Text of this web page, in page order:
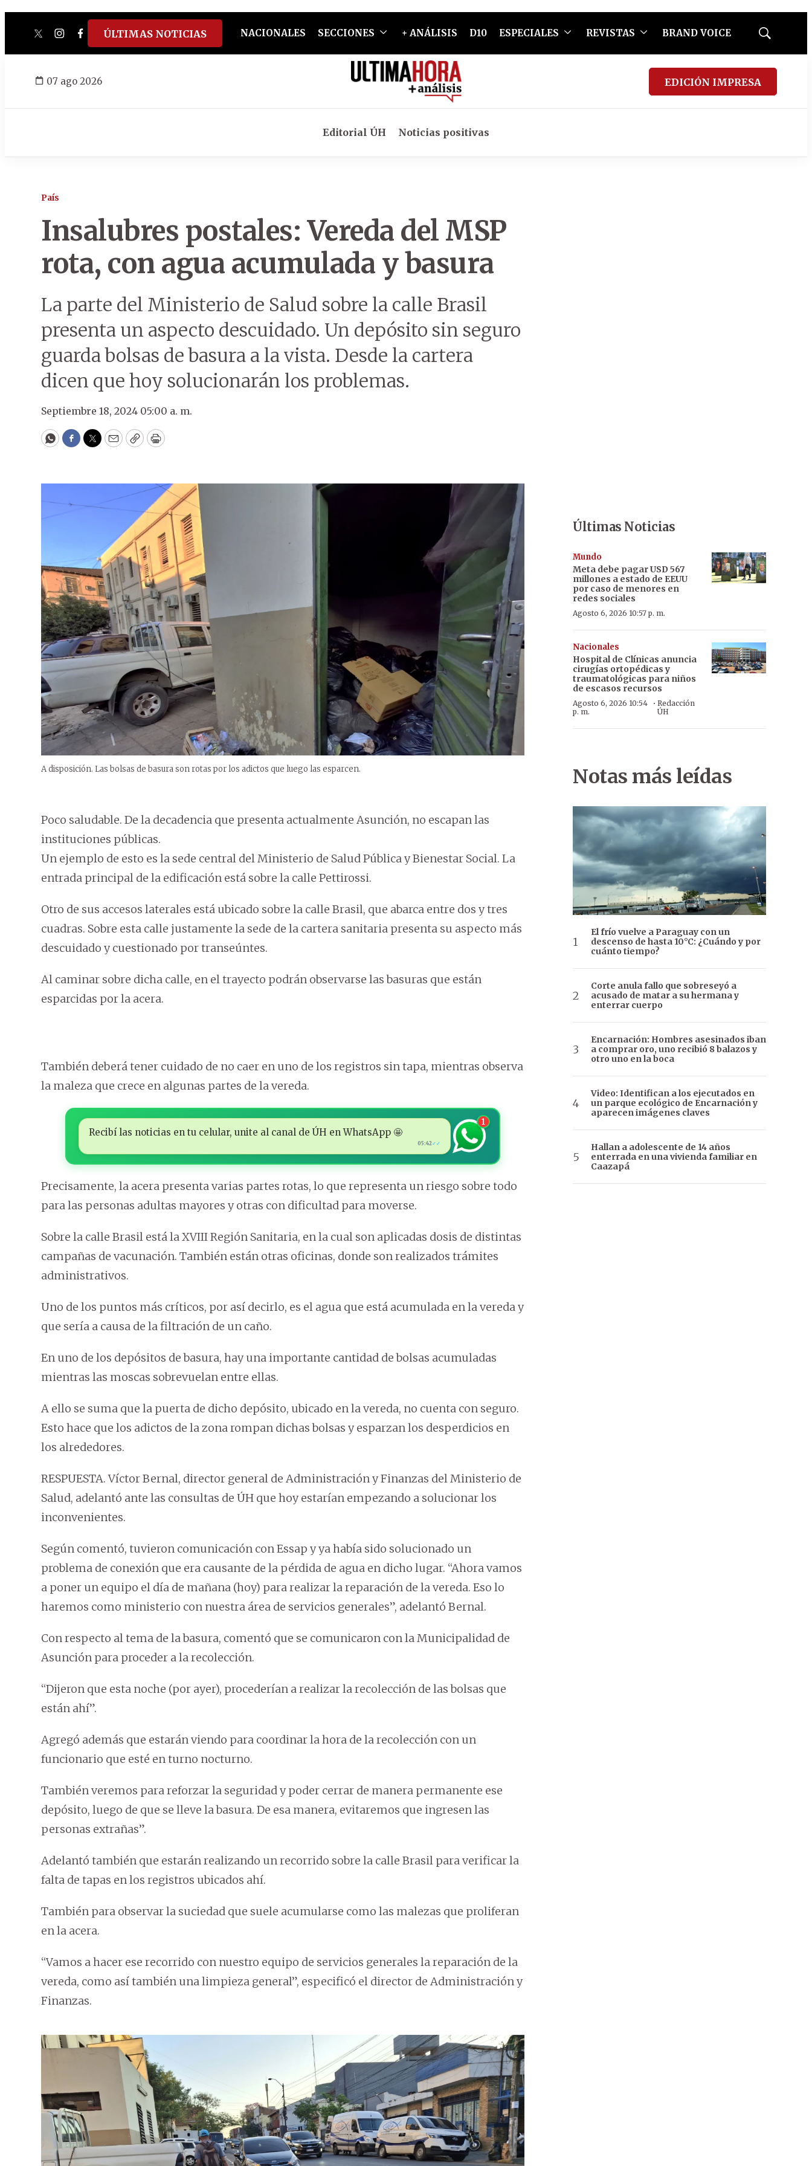
twitterinstagram
facebook
tiktokyoutube
spotify
ÚLTIMAS NOTICIAS NACIONALES SECCIONES + ANÁLISIS D10 ESPECIALES REVISTAS BRAND VOICE
Mostrar
07 ago 2026 EDICIÓN IMPRESA
Editorial ÚH Noticias positivas
País
Insalubres postales: Vereda del MSP
rota, con agua acumulada y basura
La parte del Ministerio de Salud sobre la calle Brasil
presenta un aspecto descuidado. Un depósito sin seguro
guarda bolsas de basura a la vista. Desde la cartera
dicen que hoy solucionarán los problemas.
Septiembre 18, 2024 05:00 a. m.
WhatsApp
Facebook
Twitter
EmailCopyPrint
A disposición. Las bolsas de basura son rotas por los adictos que luego las esparcen.
Poco saludable. De la decadencia que presenta actualmente Asunción, no escapan las
instituciones públicas.
Un ejemplo de esto es la sede central del Ministerio de Salud Pública y Bienestar Social. La
entrada principal de la edificación está sobre la calle Pettirossi.
Otro de sus accesos laterales está ubicado sobre la calle Brasil, que abarca entre dos y tres
cuadras. Sobre esta calle justamente la sede de la cartera sanitaria presenta su aspecto más
descuidado y cuestionado por transeúntes.
Al caminar sobre dicha calle, en el trayecto podrán observarse las basuras que están
esparcidas por la acera.
También deberá tener cuidado de no caer en uno de los registros sin tapa, mientras observa
la maleza que crece en algunas partes de la vereda.
Recibí las noticias en tu celular, unite al canal de ÚH en WhatsApp 🤩
05:42✓✓
1
Precisamente, la acera presenta varias partes rotas, lo que representa un riesgo sobre todo
para las personas adultas mayores y otras con dificultad para moverse.
Sobre la calle Brasil está la XVIII Región Sanitaria, en la cual son aplicadas dosis de distintas
campañas de vacunación. También están otras oficinas, donde son realizados trámites
administrativos.
Uno de los puntos más críticos, por así decirlo, es el agua que está acumulada en la vereda y
que sería a causa de la filtración de un caño.
En uno de los depósitos de basura, hay una importante cantidad de bolsas acumuladas
mientras las moscas sobrevuelan entre ellas.
A ello se suma que la puerta de dicho depósito, ubicado en la vereda, no cuenta con seguro.
Esto hace que los adictos de la zona rompan dichas bolsas y esparzan los desperdicios en
los alrededores.
RESPUESTA. Víctor Bernal, director general de Administración y Finanzas del Ministerio de
Salud, adelantó ante las consultas de ÚH que hoy estarían empezando a solucionar los
inconvenientes.
Según comentó, tuvieron comunicación con Essap y ya había sido solucionado un
problema de conexión que era causante de la pérdida de agua en dicho lugar. “Ahora vamos
a poner un equipo el día de mañana (hoy) para realizar la reparación de la vereda. Eso lo
haremos como ministerio con nuestra área de servicios generales”, adelantó Bernal.
Con respecto al tema de la basura, comentó que se comunicaron con la Municipalidad de
Asunción para proceder a la recolección.
“Dijeron que esta noche (por ayer), procederían a realizar la recolección de las bolsas que
están ahí”.
Agregó además que estarán viendo para coordinar la hora de la recolección con un
funcionario que esté en turno nocturno.
También veremos para reforzar la seguridad y poder cerrar de manera permanente ese
depósito, luego de que se lleve la basura. De esa manera, evitaremos que ingresen las
personas extrañas”.
Adelantó también que estarán realizando un recorrido sobre la calle Brasil para verificar la
falta de tapas en los registros ubicados ahí.
También para observar la suciedad que suele acumularse como las malezas que proliferan
en la acera.
“Vamos a hacer ese recorrido con nuestro equipo de servicios generales la reparación de la
vereda, como así también una limpieza general”, especificó el director de Administración y
Finanzas.
Últimas Noticias
Mundo
Meta debe pagar USD 567
millones a estado de EEUU
por caso de menores en
redes sociales
Agosto 6, 2026 10:57 p. m.
Nacionales
Hospital de Clínicas anuncia
cirugías ortopédicas y
traumatológicas para niños
de escasos recursos
Agosto 6, 2026 10:54
p. m.
· Redacción
ÚH
Notas más leídas
El frío vuelve a Paraguay con un
descenso de hasta 10°C: ¿Cuándo y por
cuánto tiempo?
Corte anula fallo que sobreseyó a
acusado de matar a su hermana y
enterrar cuerpo
Encarnación: Hombres asesinados iban
a comprar oro, uno recibió 8 balazos y
otro uno en la boca
Video: Identifican a los ejecutados en
un parque ecológico de Encarnación y
aparecen imágenes claves
Hallan a adolescente de 14 años
enterrada en una vivienda familiar en
Caazapá